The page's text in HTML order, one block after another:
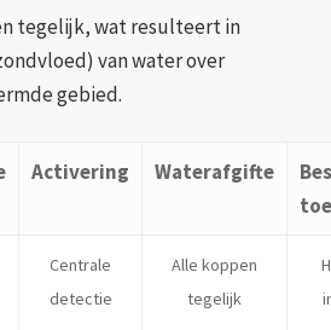
tegelijk, wat resulteert in
van water over
gebied.
Activering Waterafgifte
Centrale
detectie
Alle koppen
tegelijk